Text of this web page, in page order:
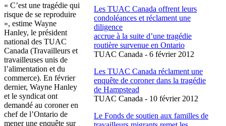
Les TUAC Canada offrent leurs
condoléances et réclament une
diligence
accrue à la suite d’une tragédie
routière survenue en Ontario
TUAC Canada - 6 février2012
Les TUAC Canada réclament une
enquête de coronerdans la tragédie
de Hampstead
TUAC Canada - 10 février2012
Le Fonds de soutien aux familles de
« C’est une tragédie qui
risque de se reproduire
», estime Wayne
Hanley, le président
national des TUAC
Canada (Travailleurs et
travailleuses unis de
l’alimentation et du
commerce). En février
dernier, Wayne Hanley
et le syndicat ont
demandé au coroner en
chef de l’Ontario de
mener une enquête sur